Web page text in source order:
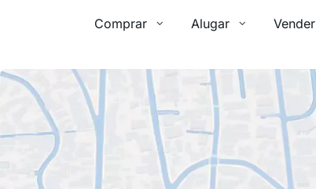
Comprar Alugar Vender